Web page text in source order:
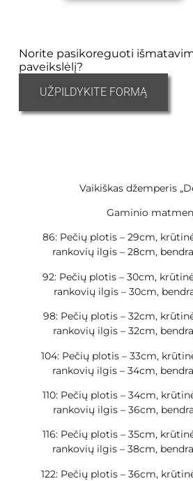
Vaikiškas džemperis
Gaminio
86: Pečių plotis – 29cm,
rankovių ilgis – 28cm,
92: Pečių plotis – 30cm,
rankovių ilgis – 30cm,
98: Pečių plotis – 32cm,
rankovių ilgis – 32cm,
104: Pečių plotis – 33cm,
rankovių ilgis – 34cm,
110: Pečių plotis – 34cm,
rankovių ilgis – 36cm,
116: Pečių plotis – 35cm,
rankovių ilgis – 38cm,
122: Pečių plotis – 36cm,
Norite pasikoreguoti
paveikslėlį?
UŽPILDYKITE FORMĄ